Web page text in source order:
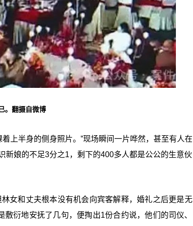
。翻摄自微博
上半身的侧身照片。”现场瞬间一片哗然，甚至有人在
新娘的不足3分之1，剩下的400多人都是公公的生意伙
女和丈夫根本没有机会向宾客解释，婚礼之后更是无
衍地安抚了几句，便掏出1份合约说，他们的司仪、